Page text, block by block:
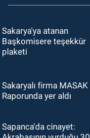
Sakarya'ya atanan
Başkomisere teşekkür
plaketi
Sakaryalı firma MASAK
Raporunda yer aldı
Sapanca'da cinayet: